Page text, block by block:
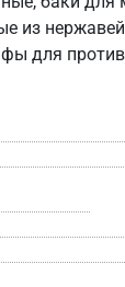
из
для